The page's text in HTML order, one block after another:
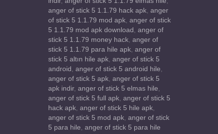
anger of stick 5 1.1.79 hack apk, anger
of stick 5 1.1.79 mod apk, anger of stick
5 1.1.79 mod apk download , anger of
stick 5 1.1.79 money hack, anger of
stick 5 1.1.79 para hile apk, anger of
stick 5 altın hile apk, anger of stick 5
android , anger of stick 5 android hile,
anger of stick 5 apk, anger of stick 5
apk indir, anger of stick 5 elmas hile,
anger of stick 5 full apk, anger of stick 5
hack apk, anger of stick 5 hile apk,
anger of stick 5 mod apk, anger of stick
5 para hile, anger of stick 5 para hile